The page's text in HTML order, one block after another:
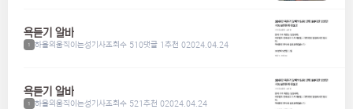
욕듣기 알바
1 하울의움직이는성기사조회수 510댓글 1추천 02024.04.24
욕듣기 알바
1 하울의움직이는성기사조회수 521추천 02024.04.24